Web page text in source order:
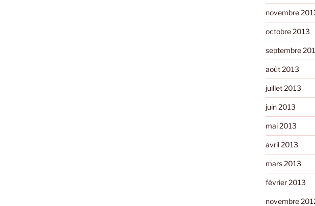
novembre
octobre 2013
septembre
août 2013
juillet 2013
juin 2013
mai 2013
avril 2013
mars 2013
février 2013
novembre